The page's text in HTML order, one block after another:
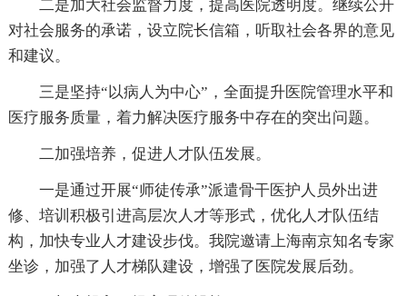
二是加大社会监督力度，提高医院透明度。继续公开
对社会服务的承诺，设立院长信箱，听取社会各界的意见
和建议。
三是坚持“以病人为中心”，全面提升医院管理水平和
医疗服务质量，着力解决医疗服务中存在的突出问题。
二加强培养，促进人才队伍发展。
一是通过开展“师徒传承”派遣骨干医护人员外出进
修、培训积极引进高层次人才等形式，优化人才队伍结
构，加快专业人才建设步伐。我院邀请上海南京知名专家
坐诊，加强了人才梯队建设，增强了医院发展后劲。